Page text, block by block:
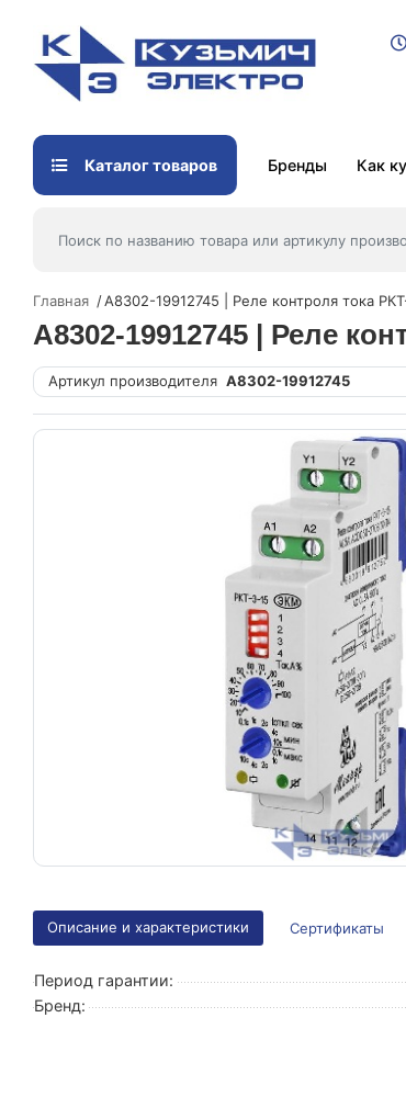
Каталог товаров Бренды Как
Главная A8302-19912745 | Реле контроля тока
A8302-19912745 | Реле
Артикул производителя A8302-19912745
Описание и характеристики Сертификаты
Период гарантии:
Бренд: